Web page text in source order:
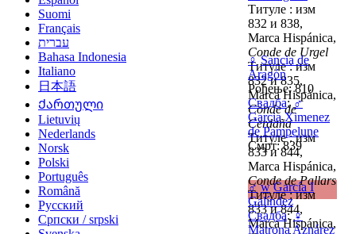
Титуле : изм
832 и 838,
Marca Hispánica,
Conde de Urgel
Титуле : изм
832 и 835,
Marca Hispánica,
Conde de
Cerdaña
Титуле : изм
833 и 844,
Marca Hispánica,
Conde de Pallars
Титуле : изм
833 и 844,
Marca Hispánica,
♀ Sancia de
Aragón
Рођење: 810
Свадба:♂
Garcia Ximenez
de Pampelune
Смрт: 839
♂ w García I
Galíndez
Свадба:♀
Matrona Aznárez
Suomi
Français
עברית
Bahasa Indonesia
Italiano
日本語
Ქართული
Lietuvių
Nederlands
Norsk
Polski
Português
Română
Русский
Српски / srpski